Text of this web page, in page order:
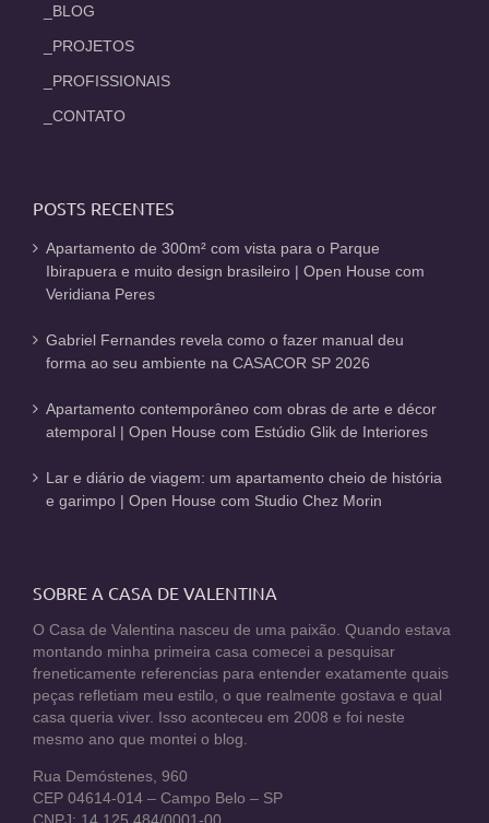
_BLOG
_PROJETOS
_PROFISSIONAIS
_CONTATO
POSTS RECENTES
Apartamento de 300m² com vista para o Parque
Ibirapuera e muito design brasileiro | Open House com
Veridiana Peres
Gabriel Fernandes revela como o fazer manual deu
forma ao seu ambiente na CASACOR SP 2026
Apartamento contemporâneo com obras de arte e décor
atemporal | Open House com Estúdio Glik de Interiores
Lar e diário de viagem: um apartamento cheio de história
e garimpo | Open House com Studio Chez Morin
SOBRE A CASA DE VALENTINA
O Casa de Valentina nasceu de uma paixão. Quando estava
montando minha primeira casa comecei a pesquisar
freneticamente referencias para entender exatamente quais
peças refletiam meu estilo, o que realmente gostava e qual
casa queria viver. Isso aconteceu em 2008 e foi neste
mesmo ano que montei o blog.
Rua Demóstenes, 960
CEP 04614-014 – Campo Belo – SP